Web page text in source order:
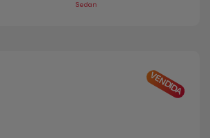
Sedan
VENDIDA